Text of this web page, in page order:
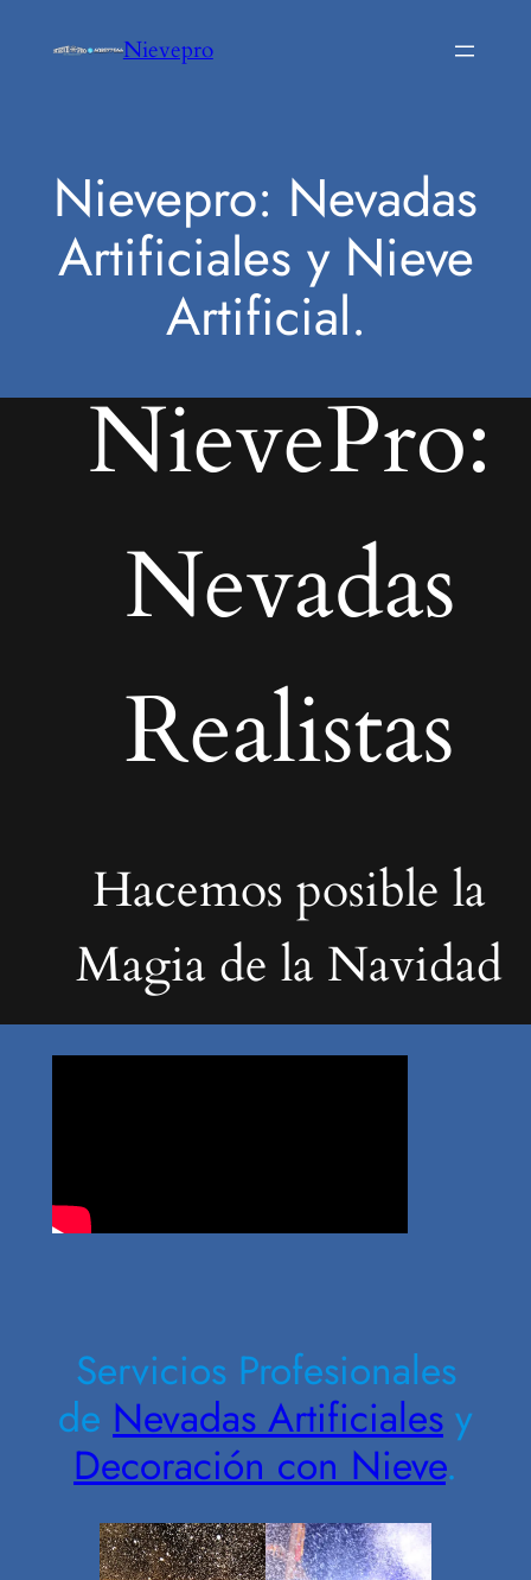
Nievepro
Nievepro: Nevadas
Artificiales y Nieve
Artificial.
NievePro:
Nevadas
Realistas
Hacemos posible la
Magia de la Navidad
Servicios Profesionales
de Nevadas Artificiales y
Decoración con Nieve.